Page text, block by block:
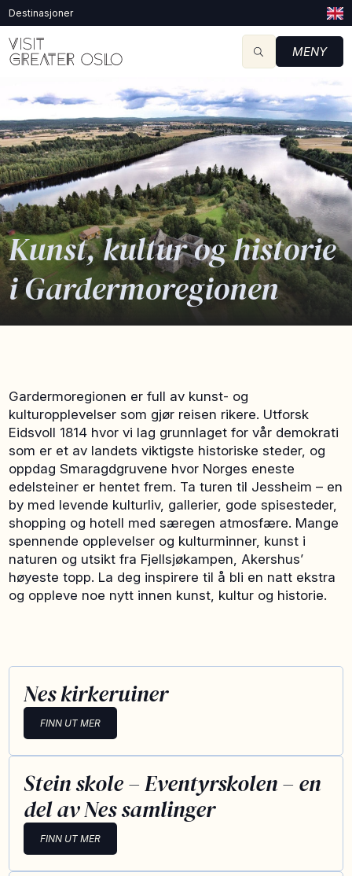
Destinasjoner
MENY
Kunst, kultur og historie
i Gardermoregionen
Gardermoregionen er full av kunst- og
kulturopplevelser som gjør reisen rikere. Utforsk
Eidsvoll 1814 hvor vi lag grunnlaget for vår demokrati
som er et av landets viktigste historiske steder, og
oppdag Smaragdgruvene hvor Norges eneste
edelsteiner er hentet frem. Ta turen til Jessheim – en
by med levende kulturliv, gallerier, gode spisesteder,
shopping og hotell med særegen atmosfære. Mange
spennende opplevelser og kulturminner, kunst i
naturen og utsikt fra Fjellsjøkampen, Akershus’
høyeste topp. La deg inspirere til å bli en natt ekstra
og oppleve noe nytt innen kunst, kultur og historie.
Nes kirkeruiner
FINN UT MER
Stein skole – Eventyrskolen – en
del av Nes samlinger
FINN UT MER